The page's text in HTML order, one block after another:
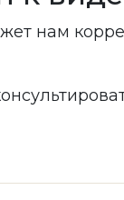
нам